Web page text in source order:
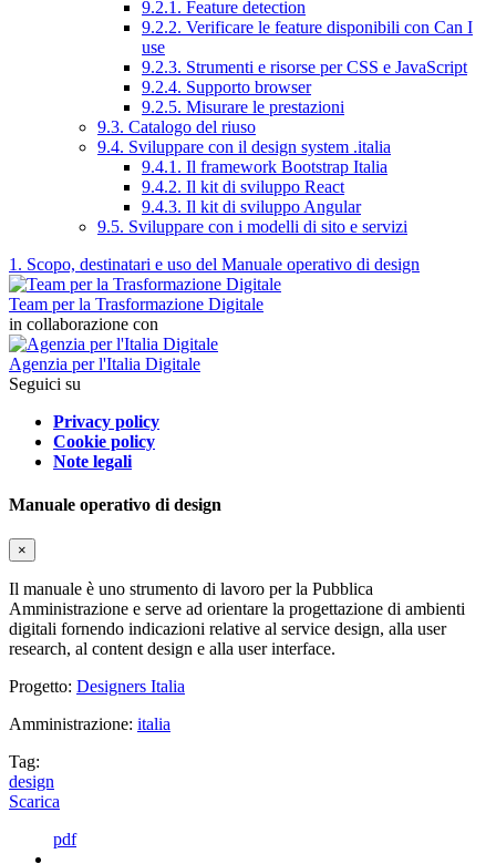
9.2.1. Feature detection
9.2.2. Verificare le feature disponibili con Can I
use
9.2.3. Strumenti e risorse per CSS e JavaScript
9.2.4. Supporto browser
9.2.5. Misurare le prestazioni
9.3. Catalogo del riuso
9.4. Sviluppare con il design system .italia
9.4.1. Il framework Bootstrap Italia
9.4.2. Il kit di sviluppo React
9.4.3. Il kit di sviluppo Angular
9.5. Sviluppare con i modelli di sito e servizi
1. Scopo, destinatari e uso del Manuale operativo di design
Team per la Trasformazione Digitale
in collaborazione con
Agenzia per l'Italia Digitale
Seguici su
Privacy policy
Cookie policy
Note legali
Manuale operativo di design
×
Il manuale è uno strumento di lavoro per la Pubblica
Amministrazione e serve ad orientare la progettazione di ambienti
digitali fornendo indicazioni relative al service design, alla user
research, al content design e alla user interface.
Progetto: Designers Italia
Amministrazione: italia
Tag:
design
Scarica
pdf